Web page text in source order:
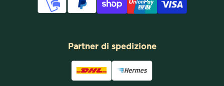
Partner di spedizione